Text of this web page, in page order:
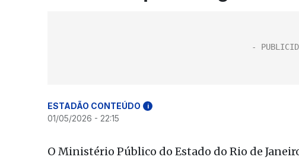
ESTADÃO CONTEÚDO i
01/05/2026 - 22:15
O Ministério Público do Estado do Rio de